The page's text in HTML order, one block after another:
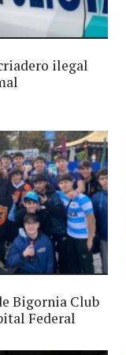
ilegal
Bigornia Club
Federal